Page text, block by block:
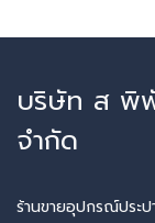
บริษัท ส
จำกัด
ร้านขายอุปกรณ์ประ